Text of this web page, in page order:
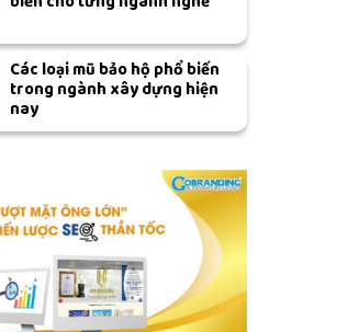
Các loại mũ bảo hộ phổ biến
trong ngành xây dựng hiện
nay